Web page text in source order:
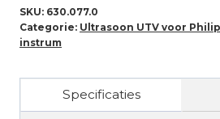
SKU: 630.077.0
Categorie: Ultrasoon UTV voor
instrum
Specificaties